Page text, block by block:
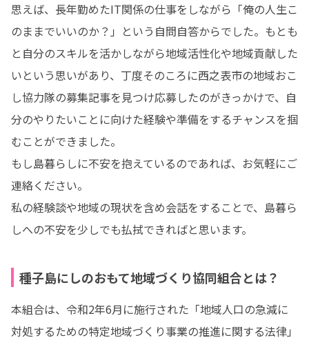
思えば、長年勤めたIT関係の仕事をしながら「俺の人生こ
のままでいいのか？」という自問自答からでした。もとも
と自分のスキルを活かしながら地域活性化や地域貢献した
いという思いがあり、丁度そのころに西之表市の地域おこ
し協力隊の募集記事を見つけ応募したのがきっかけで、自
分のやりたいことに向けた経験や準備をするチャンスを掴
むことができました。
もし島暮らしに不安を抱えているのであれば、お気軽にご
連絡ください。
私の経験談や地域の現状を含め会話をすることで、島暮ら
しへの不安を少しでも払拭できればと思います。
種子島にしのおもて地域づくり協同組合とは？
本組合は、令和2年6月に施行された「地域人口の急減に
対処するための特定地域づくり事業の推進に関する法律」